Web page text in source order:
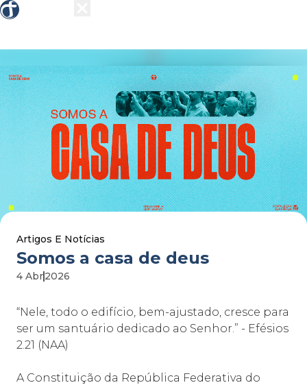
Artigos E Notícias
somos a casa de deus
4 Abr2026
“Nele, todo o edifício, bem-ajustado, cresce para
ser um santuário dedicado ao Senhor.” - Efésios
2.21 (NAA)
A Constituição da República Federativa do